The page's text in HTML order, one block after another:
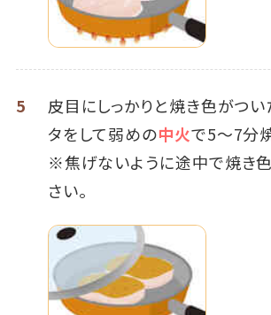
5
皮目にしっかりと焼き色がつい
タをして弱めの中火で5～7分
※焦げないように途中で焼き
さい。